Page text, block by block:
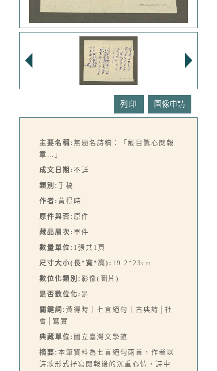
列印
主要名稱: 無題名詩稿：「觸目驚心閱報
章…」
成文日期: 不詳
類別: 手稿
作者: 黃得時
原件與否: 原件
藏品層次: 單件
數量單位: 1張共1頁
尺寸大小(長*寬*高): 19.2*23cm
數位化類別: 影像(圖片)
是否數位化: 是
關鍵詞: 黃得時｜七言絕句｜古典詩│社
會│寫實
典藏單位: 國立臺灣文學館
摘要: 本筆資料為七言絕句兩首，作者以
詩歌形式抒寫閱報後的沉重心情，詩中